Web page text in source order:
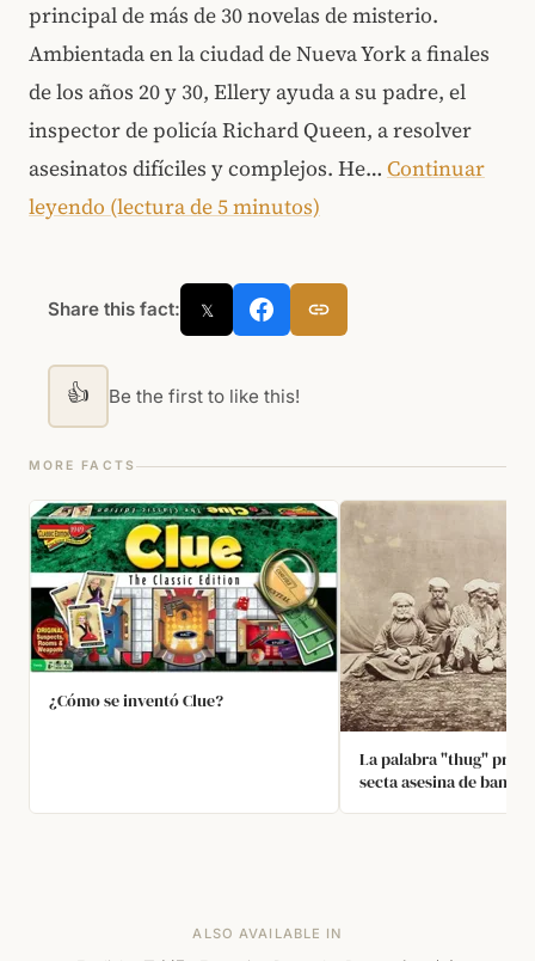
principal de más de 30 novelas de misterio.
Ambientada en la ciudad de Nueva York a finales
de los años 20 y 30, Ellery ayuda a su padre, el
inspector de policía Richard Queen, a resolver
asesinatos difíciles y complejos. He… Continuar
leyendo (lectura de 5 minutos)
Share this fact: 𝕏
👍 Be the first to like this!
MORE FACTS
¿Cómo se inventó Clue?
La palabra "thug"
secta asesina de
ALSO AVAILABLE IN